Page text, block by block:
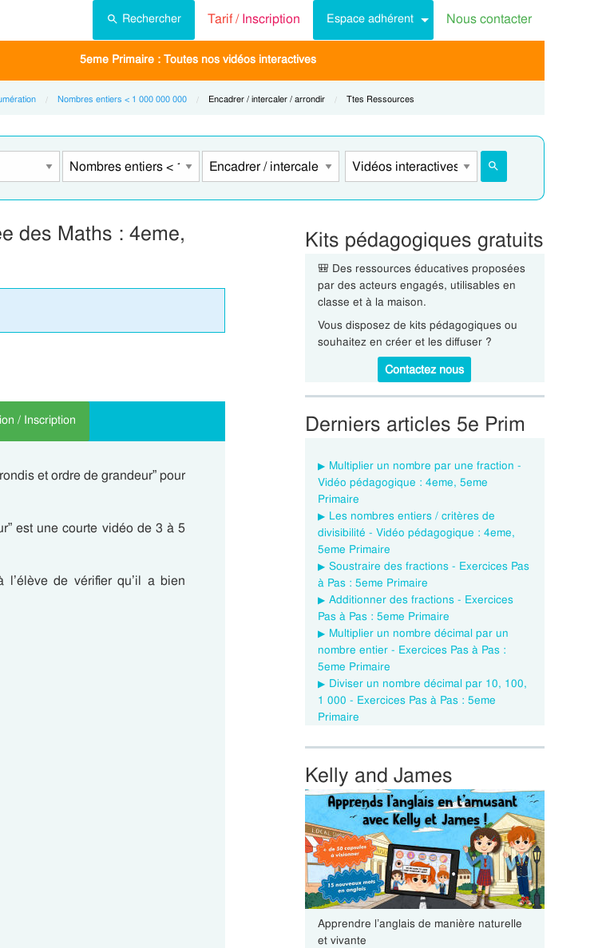
Rechercher Tarif /Inscription Espace adhérent Nous contacter
5eme Primaire : Toutes nos vidéos interactives
Nombres entiers < 1 000 000 000 Current:
Encadrer / intercaler / arrondir Current:
Ttes Ressources
des Maths : 4eme,
/ Inscription
et ordre de grandeur” pour
est une courte vidéo de 3 à 5
l’élève de vérifier qu’il a bien
Kits pédagogiques gratuits
🎒 Des ressources éducatives proposées
par des acteurs engagés, utilisables en
classe et à la maison.
Vous disposez de kits pédagogiques ou
souhaitez en créer et les diffuser ?
Contactez nous
Derniers articles 5e Prim
Multiplier un nombre par une fraction -
Vidéo pédagogique : 4eme, 5eme
Primaire
Les nombres entiers / critères de
divisibilité - Vidéo pédagogique : 4eme,
5eme Primaire
Soustraire des fractions - Exercices Pas
à Pas : 5eme Primaire
Additionner des fractions - Exercices
Pas à Pas : 5eme Primaire
Multiplier un nombre décimal par un
nombre entier - Exercices Pas à Pas :
5eme Primaire
Diviser un nombre décimal par 10, 100,
1 000 - Exercices Pas à Pas : 5eme
Primaire
Kelly and James
Apprendre l’anglais de manière naturelle
et vivante